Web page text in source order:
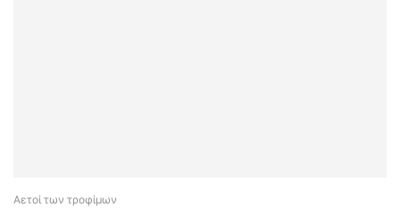
Αετοί των τροφίμων